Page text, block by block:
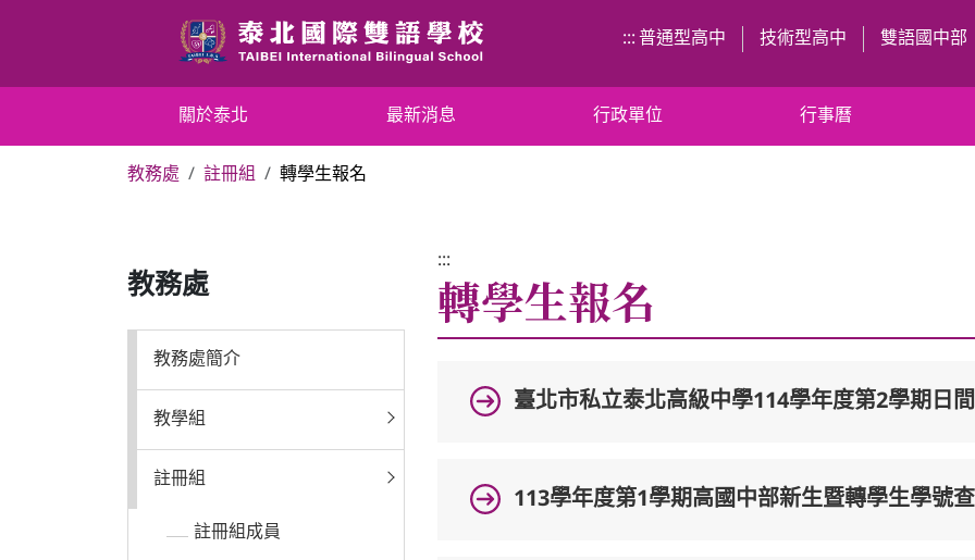
容
區
::: 普通型高中 技術型高中 雙語國中部
關於泰北 最新消息 行政單位 行事曆
教務處 註冊組 轉學生報名
教務處
教務處簡介
教學組
註冊組
註冊組成員
:::
轉學生報名
臺北市私立泰北高級中學114學年度第2學期日
113學年度第1學期高國中部新生暨轉學生學號